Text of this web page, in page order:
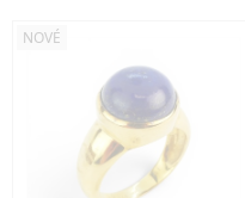
NOVÉ